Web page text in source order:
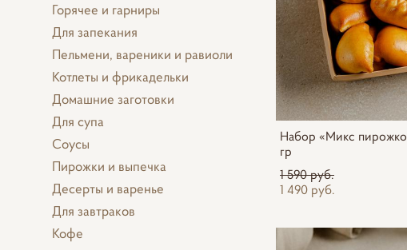
Горячее и гарниры
Для запекания
Пельмени, вареники и равиоли
Котлеты и фрикадельки
Домашние заготовки
Для супа
Соусы
Пирожки и выпечка
Десерты и варенье
Для завтраков
Кофе
Набор «Микс
гр
1 590 pуб.
1 490 pуб.